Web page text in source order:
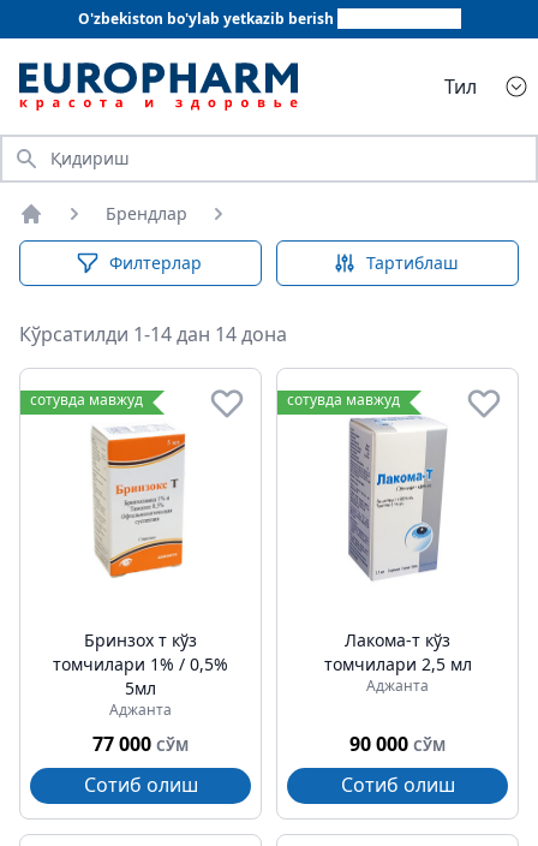
O'zbekiston bo'ylab yetkazib berish
Тил
Қидириш
Бош саҳифа
Брендлар
Филтерлар Тартиблаш
Кўрсатилди 1-14 дан 14 дона
сотувда мавжуд
Бринзох т кўз
томчилари 1% / 0,5%
5мл
Аджанта
77 000 СЎМ
Сотиб олиш
сотувда мавжуд
Лакома-т кўз
томчилари 2,5 мл
Аджанта
90 000 СЎМ
Сотиб олиш